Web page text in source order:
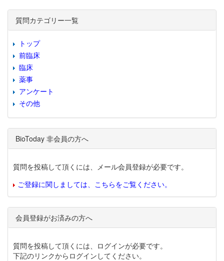
質問カテゴリー一覧
トップ
前臨床
臨床
薬事
アンケート
その他
BioToday 非会員の方へ
質問を投稿して頂くには、メール会員登録が必要です。
ご登録に関しましては、こちらをご覧ください。
会員登録がお済みの方へ
質問を投稿して頂くには、ログインが必要です。
下記のリンクからログインしてください。